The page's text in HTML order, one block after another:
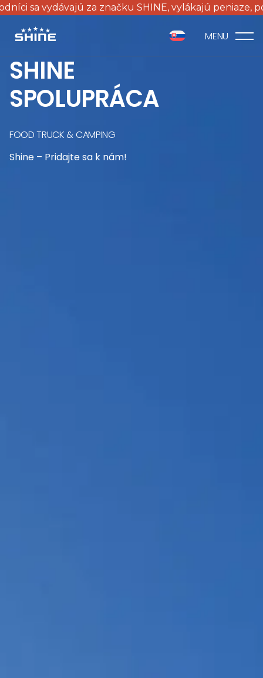
MENU
SHINE
SPOLUPRÁCA
FOOD TRUCK & CAMPING
Shine – Pridajte sa k nám!
vydávajú za značku SHINE, vylákajú peniaze,